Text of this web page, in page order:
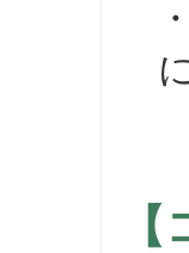
・